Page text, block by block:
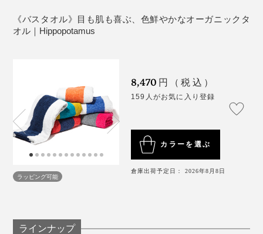
3. ブリティッシュショートヘア×ローズ
ブリティッシュショートヘアは、イギリス由来の猫が持
「クラス1」は、日本では規制されていないアレルギー
写真HIPPOPOTAMUSのフェイスタオル
《バスタオル》目も肌も喜ぶ、色鮮やかなオーガニックタ
オル｜Hippopotamus
ラッピング可能
8,470 円（税込）
159人がお気に入り登録
カラーを選ぶ
倉庫出荷予定日： 2026年8月8日
ラインナップ